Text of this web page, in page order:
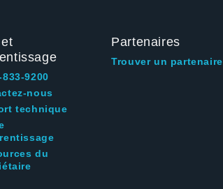
833-9200
nous
technique
du
Partenaires
Trouver un partenaire